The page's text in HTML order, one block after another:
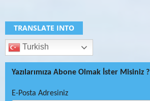
TRANSLATE INTO
Turkish
Yazılarımıza Abone Olmak İster Misiniz ?
E-Posta Adresiniz